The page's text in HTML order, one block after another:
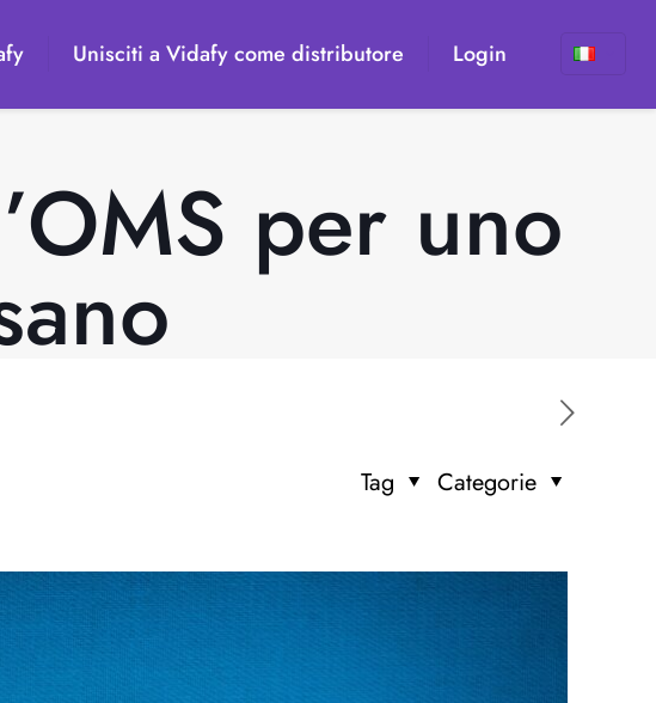
Unisciti a Vidafy come distributore Login
per uno
Categorie
Tag